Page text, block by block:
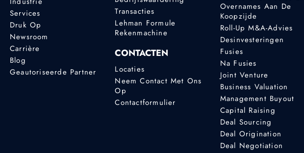
Services
Druk Op
Newsroom
Carrière
Blog
Geautoriseerde Partner
Transacties
Lehman Formule
Rekenmachine
CONTACTEN
Locaties
Neem Contact Met Ons
Op
Contactformulier
Overnames Aan De
Koopzijde
Roll-Up M&A-Advies
Desinvesteringen
Fusies
Na Fusies
Joint Venture
Business Valuation
Management Buyout
Capital Raising
Deal Sourcing
Deal Origination
Deal Negotiation